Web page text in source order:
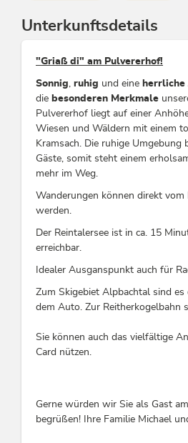
Unterkunftsdetails
"Griaß di" am Pulvererhof!
Sonnig, ruhig und eine
die besonderen Merkmale
Pulvererhof liegt auf einer
Wiesen und Wäldern mit einem
Kramsach. Die ruhige Umgebung
Gäste, somit steht einem
mehr im Weg.
Wanderungen können direkt
werden.
Der Reintalersee ist in ca. 15
erreichbar.
Idealer Ausganspunkt auch für
Zum Skigebiet Alpbachtal sind
dem Auto. Zur Reitherkogelbahn
Sie können auch das vielfältige
Card nützen.
Gerne würden wir Sie als Gast
begrüßen! Ihre Familie Michael